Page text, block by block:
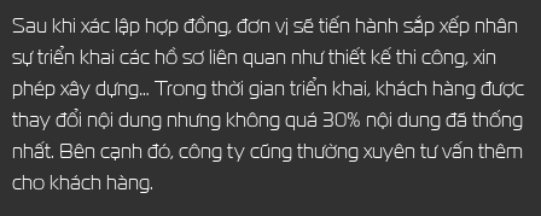
Sau khi xác lập hợp đồng, đơn vị sẽ tiến hành sắp xếp nhân
sự triển khai các hồ sơ liên quan như thiết kế thi công, xin
phép xây dựng… Trong thời gian triển khai, khách hàng được
thay đổi nội dung nhưng không quá 30% nội dung đã thống
nhất. Bên cạnh đó, công ty cũng thường xuyên tư vấn thêm
cho khách hàng.